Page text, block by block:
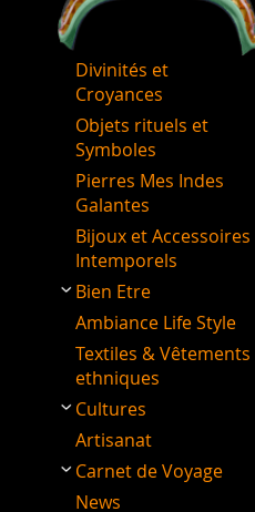
Divinités et
Croyances
Objets rituels et
Symboles
Pierres Mes Indes
Galantes
Bijoux et Accessoires
Intemporels
Bien Etre
Ambiance Life Style
Textiles & Vêtements
ethniques
Cultures
Artisanat
Carnet de Voyage
News